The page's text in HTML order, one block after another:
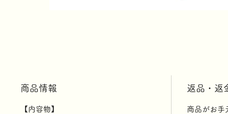
商品情報
【内容物】
返品・返
商品がお手